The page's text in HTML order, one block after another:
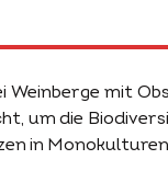
Weinberge mit
um die
in